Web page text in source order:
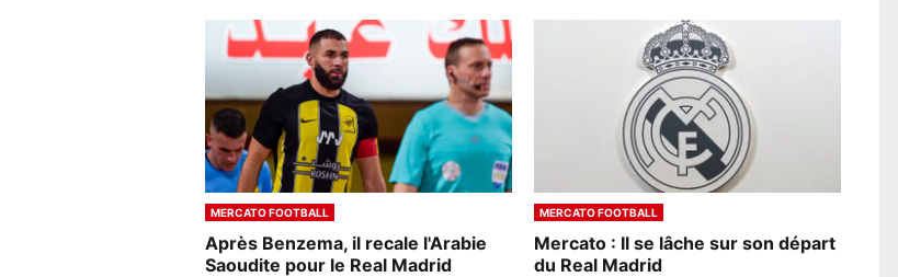
MERCATO FOOTBALL
Après Benzema, il recale l'Arabie
Saoudite pour le Real Madrid
MERCATO FOOTBALL
Mercato : Il se lâche sur son départ
du Real Madrid